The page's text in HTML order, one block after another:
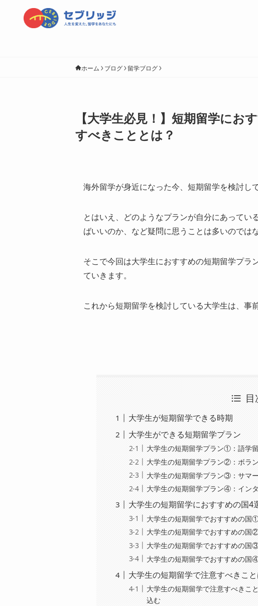
ホーム ブログ 留学ブログ
【大学生必見！】短期留学にお
すべきこととは？
海外留学が身近になった今、短期留学を検討し
とはいえ、どのようなプランが自分にあって
ばいいのか、など疑問に思うことは多いのでは
そこで今回は大学生におすすめの短期留学プラ
ていきます。
これから短期留学を検討している大学生は、事
目
大学生が短期留学できる時期
大学生ができる短期留学プラン
大学生の短期留学プラン①：語学
大学生の短期留学プラン②：ボラ
大学生の短期留学プラン③：サマ
大学生の短期留学プラン④：イン
大学生の短期留学におすすめの国4
大学生の短期留学でおすすめの国
大学生の短期留学でおすすめの国
大学生の短期留学でおすすめの国
大学生の短期留学でおすすめの国
大学生の短期留学で注意すべきこ
大学生の短期留学で注意すべきこ
込む